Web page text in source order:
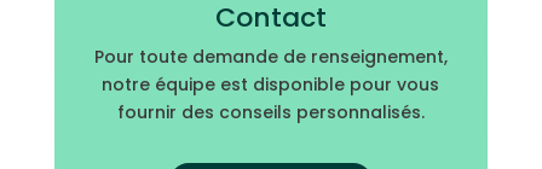
Contact
Pour toute demande de renseignement,
notre équipe est disponible pour vous
fournir des conseils personnalisés.